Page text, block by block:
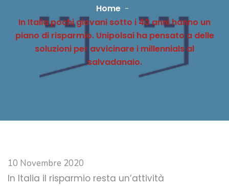
Home
In Italia pochi giovani sotto i 40 anni hanno un
piano di risparmio. Unipolsai ha pensato a delle
soluzioni per avvicinare i millennials al
salvadanaio.
10 Novembre 2020
In Italia il risparmio resta un’attività